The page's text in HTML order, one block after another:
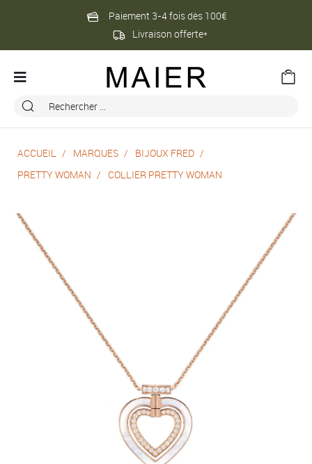
Paiement 3-4 fois dès 100€
Livraison offerte*
ACCUEIL MARQUES
BIJOUX FRED
PRETTY WOMAN
COLLIER PRETTY WOMAN